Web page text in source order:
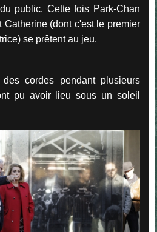
public. Cette fois Park-Chan
Catherine (dont c'est le premier
se prêtent au jeu.
cordes pendant plusieurs
pu avoir lieu sous un soleil